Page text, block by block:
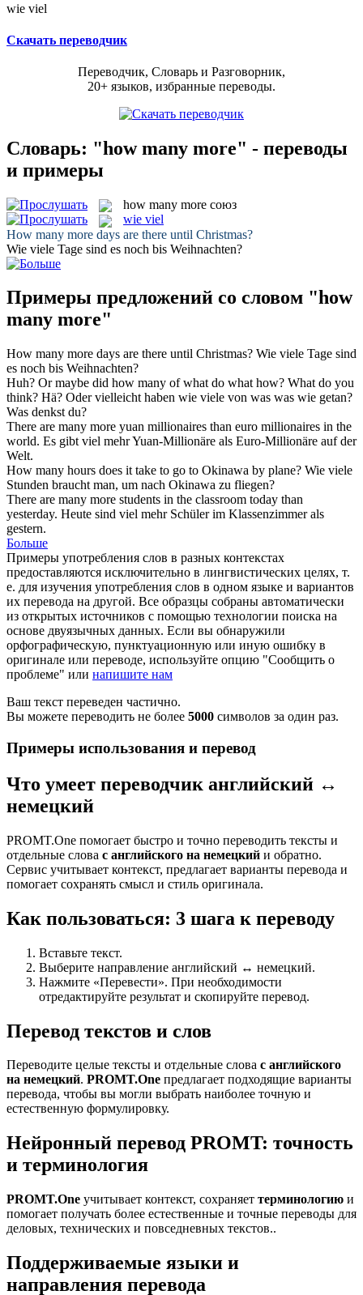
wie viel
Скачать переводчик
Переводчик, Словарь и Разговорник,
20+ языков, избранные переводы.
Словарь: "how many more" - переводы
и примеры
how many more союз
wie viel
How many more days are there until Christmas?
Wie viele Tage sind es noch bis Weihnachten?
Примеры предложений со словом "how
many more"
How many more days are there until Christmas? Wie viele Tage sind
es noch bis Weihnachten?
Huh? Or maybe did how many of what do what how? What do you
think? Hä? Oder vielleicht haben wie viele von was was wie getan?
Was denkst du?
There are many more yuan millionaires than euro millionaires in the
world. Es gibt viel mehrYuan-Millionäre als Euro-Millionäre auf der
Welt.
How many hours does it take to go to Okinawa by plane? Wie viele
Stunden braucht man, um nach Okinawa zu fliegen?
There are many more students in the classroom today than
yesterday. Heute sind viel mehrSchüler im Klassenzimmer als
gestern.
Больше
Примеры употребления слов в разных контекстах
предоставляются исключительно в лингвистических целях, т.
е. для изучения употребления слов в одном языке и вариантов
их перевода на другой. Все образцы собраны автоматически
из открытых источников с помощью технологии поиска на
основе двуязычных данных. Если вы обнаружили
орфографическую, пунктуационную или иную ошибку в
оригинале или переводе, используйте опцию "Сообщить о
проблеме" или напишите нам
Ваш текст переведен частично.
Вы можете переводить не более 5000 символов за один раз.
Примеры использования и перевод
Что умеет переводчик английский ↔
немецкий
PROMT.One помогает быстро и точно переводить тексты и
отдельные слова с английского на немецкий и обратно.
Сервис учитывает контекст, предлагает варианты перевода и
помогает сохранять смысл и стиль оригинала.
Как пользоваться: 3 шага к переводу
Вставьте текст.
Выберите направление английский ↔ немецкий.
Нажмите «Перевести». При необходимости
отредактируйте результат и скопируйте перевод.
Перевод текстов и слов
Переводите целые тексты и отдельные слова с английского
на немецкий. PROMT.One предлагает подходящие варианты
перевода, чтобы вы могли выбрать наиболее точную и
естественную формулировку.
Нейронный перевод PROMT: точность
и терминология
PROMT.One учитывает контекст, сохраняет терминологию и
помогает получать более естественные и точные переводы для
деловых, технических и повседневных текстов..
Поддерживаемые языки и
направления перевода